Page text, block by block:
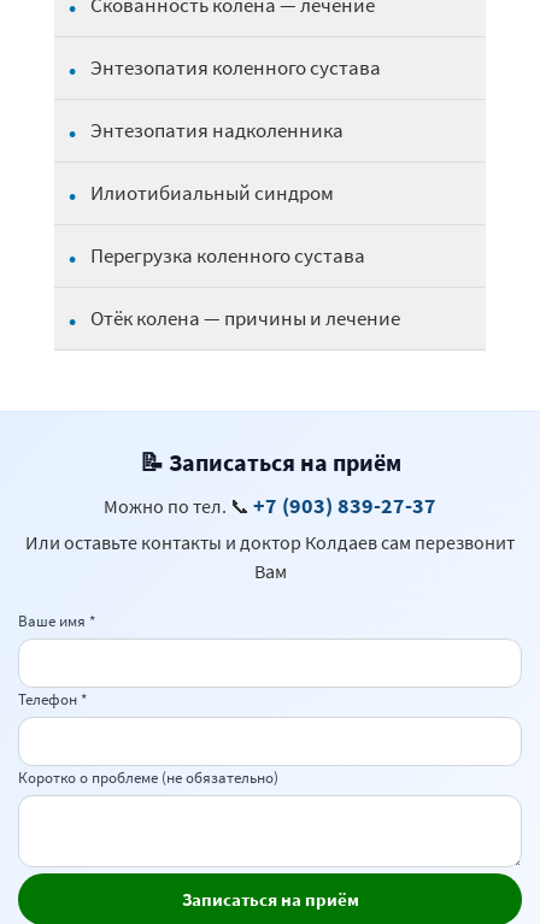
Энтезопатия коленного сустава
Энтезопатия надколенника
Илиотибиальный синдром
Перегрузка коленного сустава
Отёк колена — причины и лечение
📝 Записаться на приём
Можно по тел. 📞 +7 (903) 839-27-37
Или оставьте контакты и доктор Колдаев сам перезвонит
Вам
Ваше имя *
Телефон *
Коротко о проблеме (не обязательно)
Записаться на приём